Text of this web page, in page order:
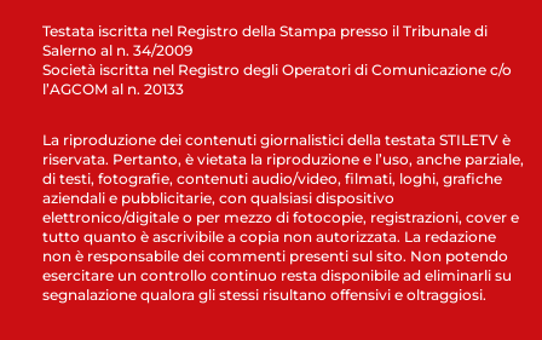
Testata iscritta nel Registro della Stampa presso il Tribunale di
Salerno al n. 34/2009
Società iscritta nel Registro degli Operatori di Comunicazione c/o
l’AGCOM al n. 20133
La riproduzione dei contenuti giornalistici della testata STILETV è
riservata. Pertanto, è vietata la riproduzione e l’uso, anche parziale,
di testi, fotografie, contenuti audio/video, filmati, loghi, grafiche
aziendali e pubblicitarie, con qualsiasi dispositivo
elettronico/digitale o per mezzo di fotocopie, registrazioni, cover e
tutto quanto è ascrivibile a copia non autorizzata. La redazione
non è responsabile dei commenti presenti sul sito. Non potendo
esercitare un controllo continuo resta disponibile ad eliminarli su
segnalazione qualora gli stessi risultano offensivi e oltraggiosi.